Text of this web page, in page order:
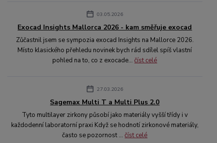
03.05.2026
Exocad Insights Mallorca 2026 - kam směřuje exocad
Zůčastnil jsem se sympozia exocad Insights na Mallorce 2026.
Místo klasického přehledu novinek bych rád sdílel spíš vlastní
pohled na to, co z exocade...číst celé
27.03.2026
Sagemax Multi T a Multi Plus 2.0
Tyto multilayer zirkony působí jako materiály vyšší třídy i v
každodenní laboratorní praxi Když se hodnotí zirkonové materiály,
často se pozornost ...číst celé